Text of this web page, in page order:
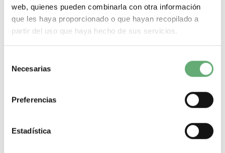
web, quienes pueden combinarla con otra información
que les haya proporcionado o que hayan recopilado a
partir del uso que haya hecho de sus servicios.
Necesarias
Preferencias
Estadística
.
protección contra fugas a tierra
Bloque independiente
.
.